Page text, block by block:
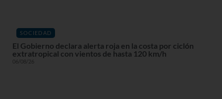
SOCIEDAD
El Gobierno declara alerta roja en la costa por ciclón
extratropical con vientos de hasta 120 km/h
06/08/26